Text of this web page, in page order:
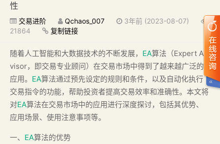
性
交易进阶 Qchaos_007
3年前 (2023-08-07)
21864
复制链接
随着人工智能和大数据技术的不断发展， EA算法（Expert Ad
visor，即交易专业顾问）在交易市场中得到了越来越广泛的
应用。 EA算法通过预先设定的规则和条件，以及自动化执行
交易指令的功能，帮助投资者提高交易效率和准确性。本文将
对EA算法在交易市场中的应用进行深度探讨，包括其优势、
应用场景、使用注意事项等。
一、 EA算法的优势